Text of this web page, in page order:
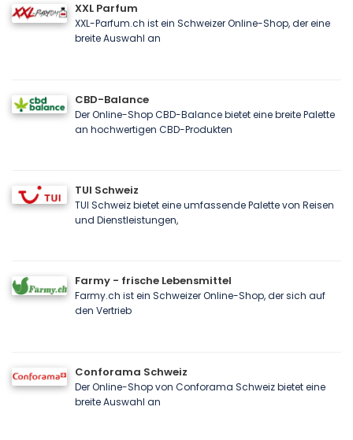
XXL Parfum
XXL-Parfum.ch ist ein Schweizer Online-Shop, der eine
breite Auswahl an
CBD-Balance
Der Online-Shop CBD-Balance bietet eine breite Palette
an hochwertigen CBD-Produkten
TUI Schweiz
TUI Schweiz bietet eine umfassende Palette von Reisen
und Dienstleistungen,
Farmy - frische Lebensmittel
Farmy.ch ist ein Schweizer Online-Shop, der sich auf
den Vertrieb
Conforama Schweiz
Der Online-Shop von Conforama Schweiz bietet eine
breite Auswahl an